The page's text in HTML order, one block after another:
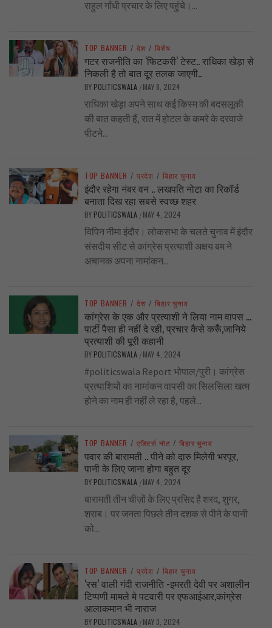
राहुल गाँधी प्रचार के लिए पहुंचे।...
TOP BANNER / देश / विशेष
गटर राजनीति का ‘फिटकरी’ टेस्ट.. राधिका खेड़ा से
निकली है तो बात दूर तलक जाएगी..
BY POLITICSWALA / MAY 8, 2024
राधिका खेड़ा अपने साथ कई किस्म की बदसलूकी
की बात कहती हैं, रात में होटल के कमरे के दरवाजे
पीटने...
TOP BANNER / प्रदेश / बिहार चुनाव
इंदौर रहेगा नंबर वन .. लखपति नोटा का रिकॉर्ड
बनाता दिख रहा सबसे स्वच्छ शहर
BY POLITICSWALA / MAY 4, 2024
विपिन नीमा इंदौर। लोकसभा के चलते चुनाव में इंदौर
संसदीय सीट से कांग्रेस प्रत्याशी अक्षय बम ने
अचानक अपना नामांकन...
TOP BANNER / देश / बिहार चुनाव
कांग्रेस के एक और प्रत्याशी ने लिया नाम वापस …
पार्टी पैसा ही नहीं दे रही, प्रचार कैसे करूँ,जानिये
प्रत्याशी की पूरी कहानी
BY POLITICSWALA / MAY 4, 2024
#politicswala Report भोपाल/पुरी। कांग्रेस
प्रत्याशियों का नामांकन वापसी का सिलसिला खत्म
होने का नाम ही नहीं ले रहा है, पहले...
TOP BANNER / एडिटर्स नोट / बिहार चुनाव
पवार की बारामती .. पीने को दारु मिलेगी भरपूर,
पानी के लिए जाना होगा बहुत दूर
BY POLITICSWALA / MAY 4, 2024
बारामती तीन चीज़ों के लिए प्रसिद्द है शरद, शुगर,
शराब। पर जनता पिछले तीन दशक से पीने के पानी
को...
TOP BANNER / प्रदेश / बिहार चुनाव
‘रस’ वाली गंदी राजनीति -इमरती देवी पर अशालीन
टिप्पणी मामले मे पटवारी पर एफआईआर,कांग्रेस
आलाकमान भी नाराज
BY POLITICSWALA / MAY 3, 2024